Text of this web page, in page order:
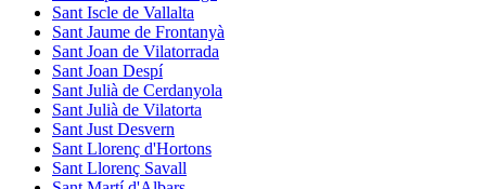
Sant Iscle de Vallalta
Sant Jaume de Frontanyà
Sant Joan de Vilatorrada
Sant Joan Despí
Sant Julià de Cerdanyola
Sant Julià de Vilatorta
Sant Just Desvern
Sant Llorenç d'Hortons
Sant Llorenç Savall